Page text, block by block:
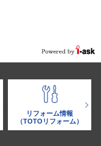
リフォーム情報
（TOTOリフォーム）